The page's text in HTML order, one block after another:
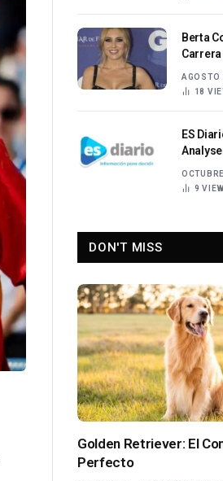
Berta
18
ES
9
DON'T MISS
Golden Retriever: El
Perfecto